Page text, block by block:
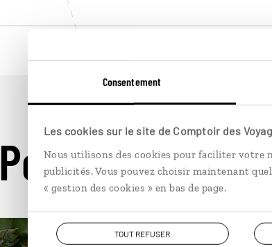
Consentement
Les cookies sur le site de Comptoir des
Nous utilisons des cookies pour faciliter votre
publicités. Vous pouvez choisir maintenant
« gestion des cookies » en bas de page.
TOUT REFUSER
Pour aller plus